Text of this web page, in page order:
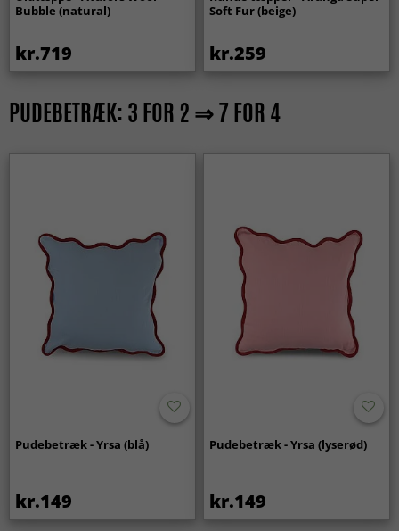
Bubble (natural)
kr.719
Soft Fur (beige)
kr.259
PUDEBETRÆK: 3 FOR 2 ⇒ 7 FOR 4
Pudebetræk - Yrsa (blå)
kr.149
Pudebetræk - Yrsa (lyserød)
kr.149